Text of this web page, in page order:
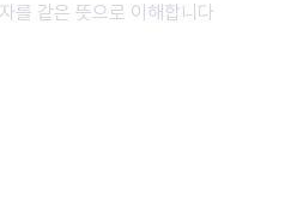
를 같은 뜻으로 이해합니다